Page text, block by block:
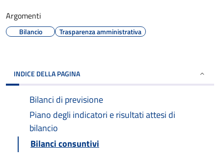
Argomenti
Bilancio Trasparenza amministrativa
INDICE DELLA PAGINA
Bilanci di previsione
Piano degli indicatori e risultati attesi di
bilancio
Bilanci consuntivi